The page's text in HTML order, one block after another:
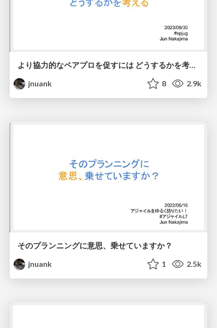
より協力的なペアプロを促すには どうするかを考える
jnuank
8 2.9k
そのプランニングに意思、乗せていますか？
jnuank
1 2.5k